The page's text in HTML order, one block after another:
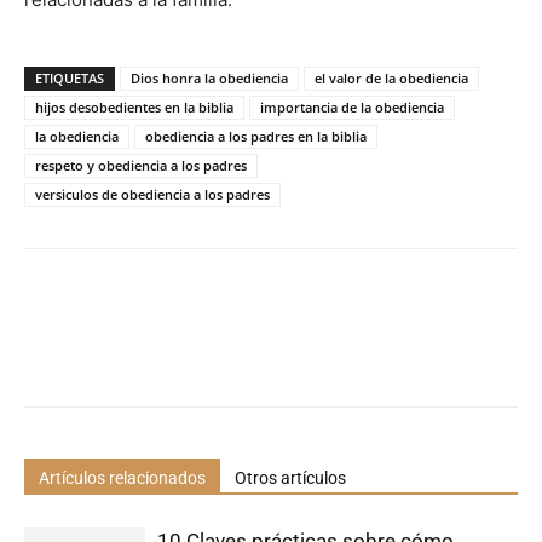
ETIQUETAS Dios honra la obediencia
el valor de la obediencia
hijos desobedientes en la biblia
importancia de la obediencia
la obediencia
obediencia a los padres en la biblia
respeto y obediencia a los padres
versiculos de obediencia a los padres
Artículos relacionados Otros artículos